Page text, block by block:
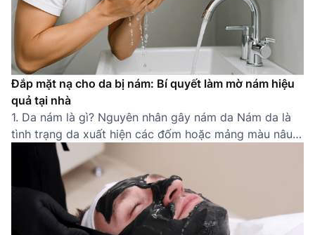
Đắp mặt nạ cho da bị nám: Bí quyết làm mờ nám hiệu
quả tại nhà
1. Da nám là gì? Nguyên nhân gây nám da Nám da là
tình trạng da xuất hiện các đốm hoặc mảng màu nâu
sẫm do sự gia tăng bất thường của sắc tố melanin.
Thường gặp ở các khu vực dễ tiếp xúc ánh nắng như
gò má, trán, mũi, quanh miệng, nám khiến […]